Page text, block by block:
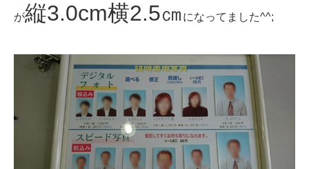
が縦3.0cm横2.5㎝ になってました^^;